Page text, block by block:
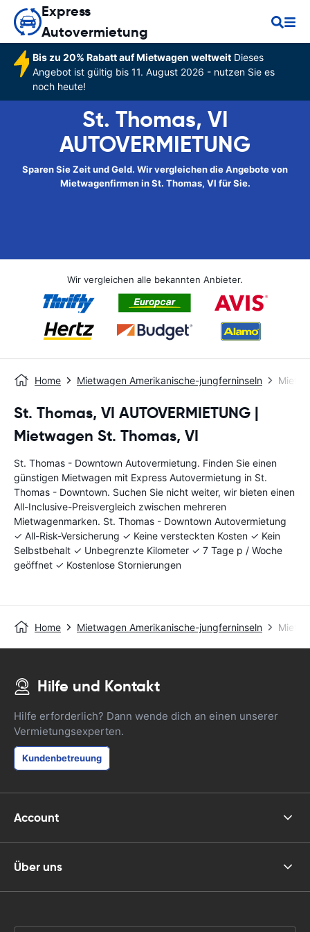
Express
Autovermietung
Bis zu 20% Rabatt auf Mietwagen weltweitDieses
Angebot ist gültig bis 11. August 2026 - nutzen Sie es
noch heute!
St. Thomas, VI
AUTOVERMIETUNG
Sparen Sie Zeit und Geld. Wir vergleichen die Angebote von
Mietwagenfirmen in St. Thomas, VI für Sie.
Wir vergleichen alle bekannten Anbieter.
Home Mietwagen Amerikanische-jungferninseln
St. Thomas, VI AUTOVERMIETUNG |
Mietwagen St. Thomas, VI
St. Thomas - Downtown Autovermietung. Finden Sie einen
günstigen Mietwagen mit Express Autovermietung in St.
Thomas - Downtown. Suchen Sie nicht weiter, wir bieten einen
All-Inclusive-Preisvergleich zwischen mehreren
Mietwagenmarken. St. Thomas - Downtown Autovermietung
✓ All-Risk-Versicherung ✓ Keine versteckten Kosten ✓ Kein
Selbstbehalt ✓ Unbegrenzte Kilometer ✓ 7 Tage p / Woche
geöffnet ✓ Kostenlose Stornierungen
Home Mietwagen Amerikanische-jungferninseln
Hilfe und Kontakt
Hilfe erforderlich? Dann wende dich an einen unserer
Vermietungsexperten.
Kundenbetreuung
Account
Über uns